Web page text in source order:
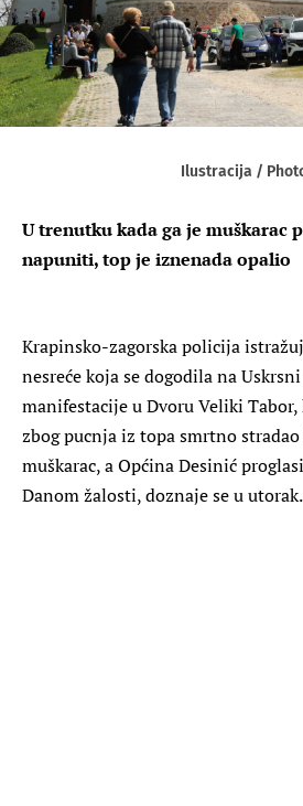
Ilustracija /
U trenutku kada ga je muškarac
napuniti, top je iznenada opalio
Krapinsko-zagorska policija
nesreće koja se dogodila na
manifestacije u Dvoru Veliki Tabor,
zbog pucnja iz topa smrtno
muškarac, a Općina Desinić
Danom žalosti, doznaje se u utorak.